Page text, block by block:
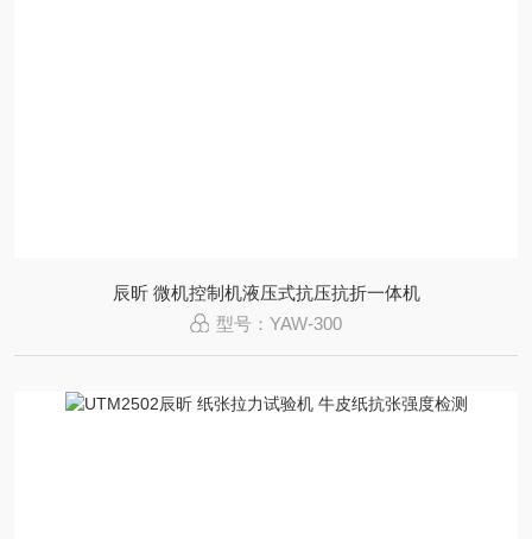
辰昕 微机控制机液压式抗压抗折一体机
型号：YAW-300